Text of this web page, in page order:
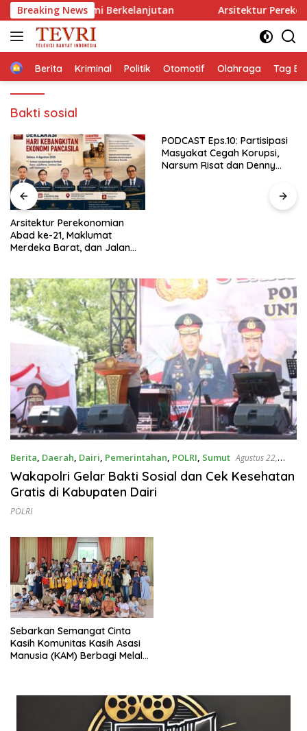
Langsung
ke
konten
Breaking News
Ekonomi Berkelanjutan Arsitektur Perekonomian
HomeBerita Kriminal Politik Otomotif Olahraga Tag
Bakti sosial
PODCAST Eps.10: Partisipasi
Masyakat Cegah Korupsi,
Narsum Risat dan Denny
Susanto.SH
Berita, Daerah, Dairi, Pemerintahan, POLRI, Sumut Agustus 22,
2024
Wakapolri Gelar Bakti Sosial dan Cek Kesehatan
Gratis di Kabupaten Dairi
POLRI
Sebarkan Semangat Cinta
Kasih Komunitas Kasih Asasi
Manusia (KAM) Berbagi Melalui